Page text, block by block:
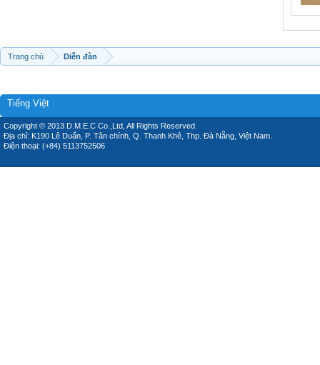
Trang chủ Diễn đàn
Tiếng Việt
Copyright © 2013 D.M.E.C Co.,Ltd, All Rights Reserved.
Địa chỉ: K190 Lê Duẩn, P. Tân chính, Q. Thanh Khê, Thp. Đà Nẵng, Việt Nam.
Điện thoại: (+84) 5113752506